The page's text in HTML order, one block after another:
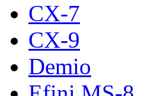
CX-7
CX-9
Demio